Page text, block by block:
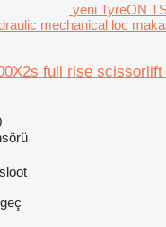
yeni TyreON
mechanical loc
full rise